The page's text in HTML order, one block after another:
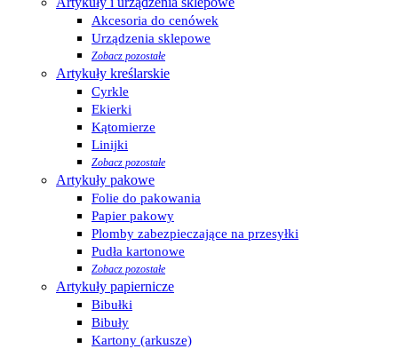
Akcesoria do cenówek
Urządzenia sklepowe
Zobacz pozostałe
Artykuły kreślarskie
Cyrkle
Ekierki
Kątomierze
Linijki
Zobacz pozostałe
Artykuły pakowe
Folie do pakowania
Papier pakowy
Plomby zabezpieczające na przesyłki
Pudła kartonowe
Zobacz pozostałe
Artykuły papiernicze
Bibułki
Bibuły
Kartony (arkusze)